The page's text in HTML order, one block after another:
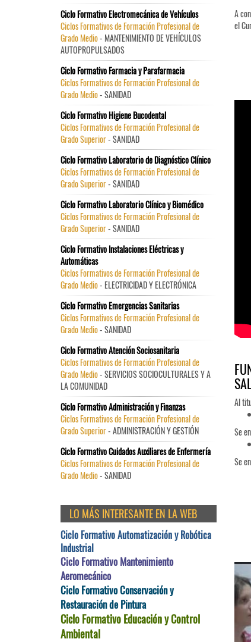
A
el
Al
Se
Se
Ciclo Formativo Electromecánica de Vehículos
Ciclos Formativos de Formación Profesional de
Grado Medio- MANTENIMIENTO DE VEHÍCULOS
AUTOPROPULSADOS
Ciclo Formativo Farmacia y Parafarmacia
Ciclos Formativos de Formación Profesional de
Grado Medio- SANIDAD
Ciclo Formativo Higiene Bucodental
Ciclos Formativos de Formación Profesional de
Grado Superior- SANIDAD
Ciclo Formativo Laboratorio de Diagnóstico Clínico
Ciclos Formativos de Formación Profesional de
Grado Superior- SANIDAD
Ciclo Formativo Laboratorio Clínico y Biomédico
Ciclos Formativos de Formación Profesional de
Grado Superior- SANIDAD
Ciclo Formativo Instalaciones Eléctricas y
Automáticas
Ciclos Formativos de Formación Profesional de
Grado Medio- ELECTRICIDAD Y ELECTRÓNICA
Ciclo Formativo Emergencias Sanitarias
Ciclos Formativos de Formación Profesional de
Grado Medio- SANIDAD
Ciclo Formativo Atención Sociosanitaria
Ciclos Formativos de Formación Profesional de
Grado Medio- SERVICIOS SOCIOCULTURALES Y A
LA COMUNIDAD
Ciclo Formativo Administración y Finanzas
Ciclos Formativos de Formación Profesional de
Grado Superior- ADMINISTRACIÓN Y GESTIÓN
Ciclo Formativo Cuidados Auxiliares de Enfermería
Ciclos Formativos de Formación Profesional de
Grado Medio- SANIDAD
LO MÁS INTERESANTE EN LA WEB
Ciclo Formativo Automatización y Robótica
Industrial
Ciclo Formativo Mantenimiento
Aeromecánico
Ciclo Formativo Conservación y
Restauración de Pintura
Ciclo Formativo Educación y Control
Ambiental